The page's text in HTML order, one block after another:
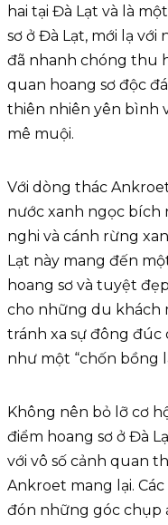
hai tại Đà Lạt và là
sơ ở Đà Lạt, mới lạ
đã nhanh chóng thu
quan hoang sơ độc
thiên nhiên yên bình
mê muội.
Với dòng thác
nước xanh ngọc bích
nghi và cánh rừng
Lạt này mang đến
hoang sơ và tuyệt
cho những du khách
tránh xa sự đông đúc
như một “chốn bồng
Không nên bỏ lỡ cơ
điểm hoang sơ ở Đà
với vô số cảnh quan
Ankroet mang lại.
đón những góc chụp